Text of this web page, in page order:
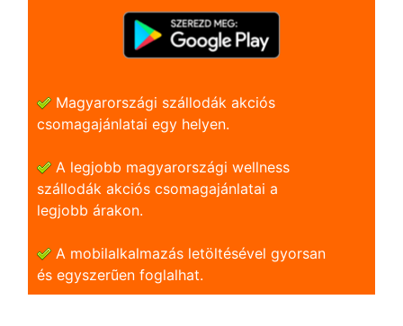
Magyarországi szállodák akciós
csomagajánlatai egy helyen.
A legjobb magyarországi wellness
szállodák akciós csomagajánlatai a
legjobb árakon.
A mobilalkalmazás letöltésével gyorsan
és egyszerũen foglalhat.